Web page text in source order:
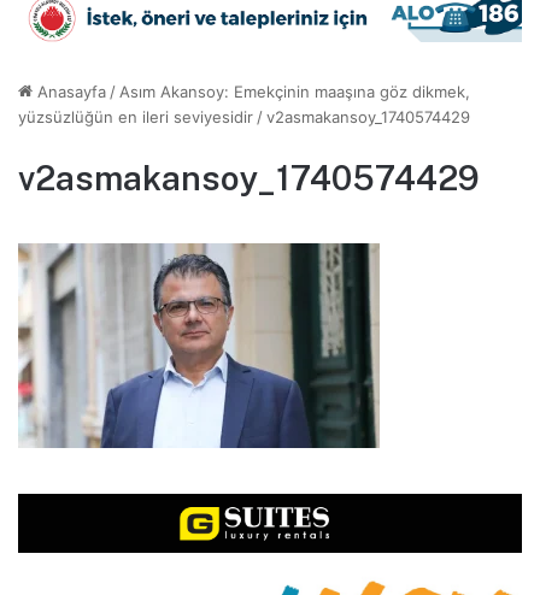
Anasayfa / Asım Akansoy: Emekçinin maaşına göz dikmek,
yüzsüzlüğün en ileri seviyesidir /v2asmakansoy_1740574429
v2asmakansoy_1740574429